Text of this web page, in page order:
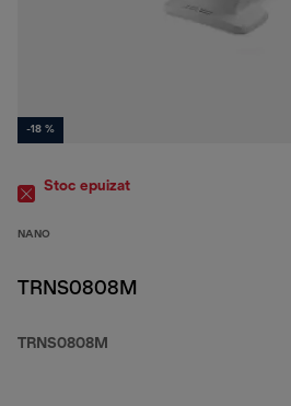
-18 %
Stoc epuizat
NANO
TRNS0808M
TRNS0808M